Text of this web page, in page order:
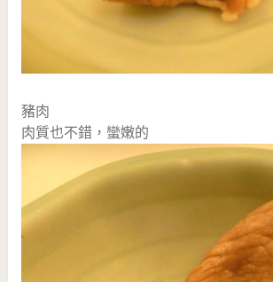
豬肉
肉質也不錯，蠻嫩的